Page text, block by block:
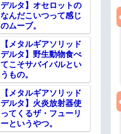
デルタ】オセロットの
なんだこいつって感じ
のムーブ。
【メタルギアソリッド
デルタ】野生動物食べ
てこそサバイバルとい
うもの。
【メタルギアソリッド
デルタ】火炎放射器使
ってくるザ・フューリ
ーというやつ。